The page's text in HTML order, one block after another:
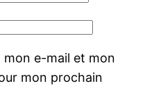
e-mail et mon
mon prochain